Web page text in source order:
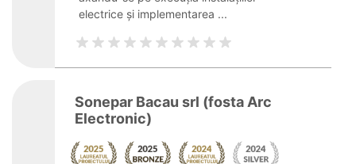
electrice și implementarea ...
Sonepar Bacau srl (fosta Arc
Electronic)